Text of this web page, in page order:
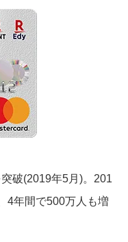
破(2019年5月)。201
4年間で500万人も増